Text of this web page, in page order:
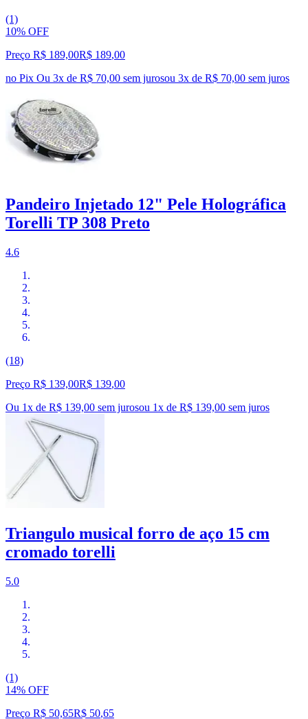
(1)
10% OFF
Preço R$ 189,00R$ 189,00
no Pix Ou 3x de R$ 70,00 sem jurosou 3x de R$ 70,00 sem juros
Pandeiro Injetado 12" Pele Holográfica
Torelli TP 308 Preto
4.6
(18)
Preço R$ 139,00R$ 139,00
Ou 1x de R$ 139,00 sem jurosou 1x de R$ 139,00 sem juros
Triangulo musical forro de aço 15 cm
cromado torelli
5.0
(1)
14% OFF
Preço R$ 50,65R$ 50,65